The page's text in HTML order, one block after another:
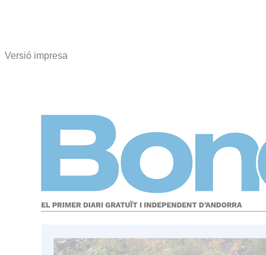
Versió impresa